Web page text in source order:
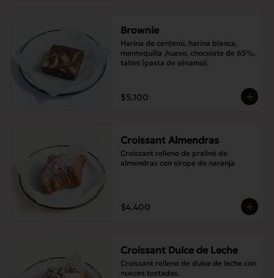
Brownie
Harina de centeno, harina blanca,
mantequilla ,huevo, chocolate de 65%,
tahini (pasta de sésamo).
$5.100
Croissant Almendras
Croissant relleno de praliné de
almendras con sirope de naranja
$4.400
Croissant Dulce de Leche
Croissant relleno de dulce de leche con
nueces tostadas.